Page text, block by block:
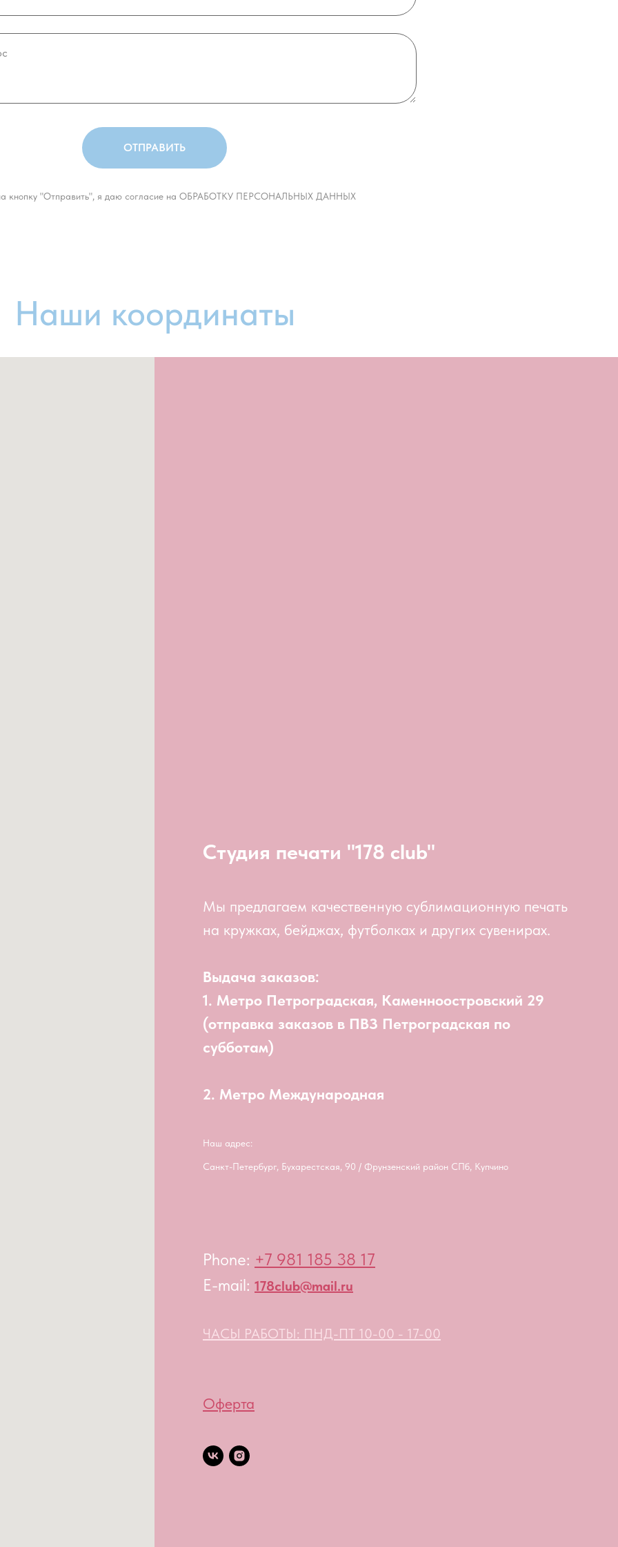
ОТПРАВИТЬ
кнопку "Отправить", я даю согласие на ОБРАБОТКУ ПЕРСОНАЛЬНЫХ ДАННЫХ
Наши координаты
Студия печати "178 club"
Мы предлагаем качественную сублимационную печать
на кружках, бейджах, футболках и других сувенирах.
Выдача заказов:
1. Метро Петроградская, Каменноостровский 29
(отправка заказов в ПВЗ Петроградская по
субботам)
2. Метро Международная
Наш адрес:
Санкт-Петербург, Бухарестская, 90 / Фрунзенский район СПб, Купчино
Phone: +7 981 185 38 17
E-mail: 178club@mail.ru
ЧАСЫ РАБОТЫ: ПНД-ПТ 10-00 - 17-00
Оферта